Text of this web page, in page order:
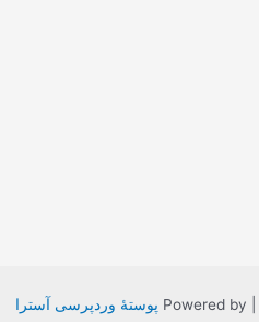
پوستهٔ وردپرسی آسترا